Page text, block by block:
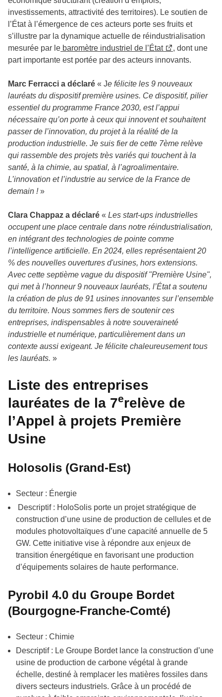
investissements, attractivité des territoires). Le soutien de
l’État à l’émergence de ces acteurs porte ses fruits et
s’illustre par la dynamique actuelle de réindustrialisation
mesurée par le baromètre industriel de l’État
, dont une
part importante est portée par des acteurs innovants.
Marc Ferracci a déclaré « Je félicite les 9 nouveaux
lauréats du dispositif première usines. Ce dispositif, pilier
essentiel du programme France 2030, est l’appui
nécessaire qu’on porte à ceux qui innovent et souhaitent
passer de l’innovation, du projet à la réalité de la
production industrielle. Je suis fier de cette 7ème relève
qui rassemble des projets très variés qui touchent à la
santé, à la chimie, au spatial, à l’agroalimentaire.
L’innovation et l’industrie au service de la France de
demain !»
Clara Chappaz a déclaré « Les start-ups industrielles
occupent une place centrale dans notre réindustrialisation,
en intégrant des technologies de pointe comme
l’intelligence artificielle. En 2024, elles représentaient 20
% des nouvelles ouvertures d'usines, hors extensions.
Avec cette septième vague du dispositif "Première Usine",
qui met à l’honneur 9 nouveaux lauréats, l’État a soutenu
la création de plus de 91 usines innovantes sur l’ensemble
du territoire. Nous sommes fiers de soutenir ces
entreprises, indispensables à notre souveraineté
industrielle et numérique, particulièrement dans un
contexte aussi exigeant. Je félicite chaleureusement tous
les lauréats. »
Liste des entreprises
lauréates de la 7erelève de
l’Appel à projets Première
Usine
Holosolis (Grand-Est)
Secteur : Énergie
Descriptif : HoloSolis porte un projet stratégique de
construction d’une usine de production de cellules et de
modules photovoltaïques d’une capacité annuelle de 5
GW. Cette initiative vise à répondre aux enjeux de
transition énergétique en favorisant une production
d’équipements solaires de haute performance.
Pyrobil 4.0 du Groupe Bordet
(Bourgogne-Franche-Comté)
Secteur : Chimie
Descriptif : Le Groupe Bordet lance la construction d’une
usine de production de carbone végétal à grande
échelle, destiné à remplacer les matières fossiles dans
divers secteurs industriels. Grâce à un procédé de